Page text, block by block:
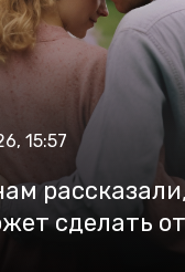
15:57
сделать